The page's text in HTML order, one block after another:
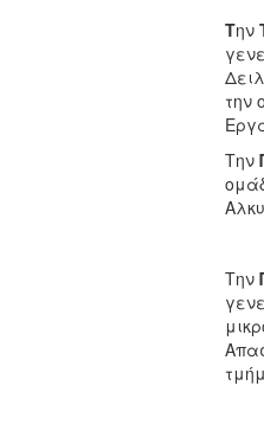
Την
την
Την
Την